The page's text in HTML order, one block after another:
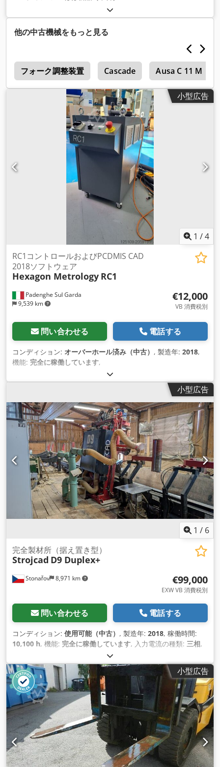
他の中古機械をもっと見る
フォーク調整装置 Cascade Ausa C 11 M
小型広告
1 /4
Padenghe Sul Garda
9,539 km
RC1コントロールおよびPCDMIS CAD
2018ソフトウェア
Hexagon Metrology RC1
€12,000
VB 消費税別
問い合わせる 電話する
コンディション: オーバーホール済み（中古） , 製造年: 2018,
機能: 完全に稼働しています,
小型広告
1 / 6
Stonařov 8,971 km
完全製材所（据え置き型）
Strojcad D9 Duplex+
€99,000
EXW VB 消費税別
問い合わせる 電話する
コンディション: 使用可能（中古） , 製造年: 2018, 稼働時間:
10,100 h, 機能: 完全に稼働しています, 入力電流の種類: 三相,
, 総重量:
ム）, 切断高さ（最大）:800 mm, 入力電流:250 A, 入力電圧:
400 V, のこ刃の幅: 500 mm, 主鋸の直径:500 mm, 装備:キャ
ビン, ディスペンサー, 集中給脂装置
小型広告